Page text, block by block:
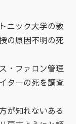
ニック大学の教
の原因不明の死
・ファロン管理
ターの死を調査
が知れないある